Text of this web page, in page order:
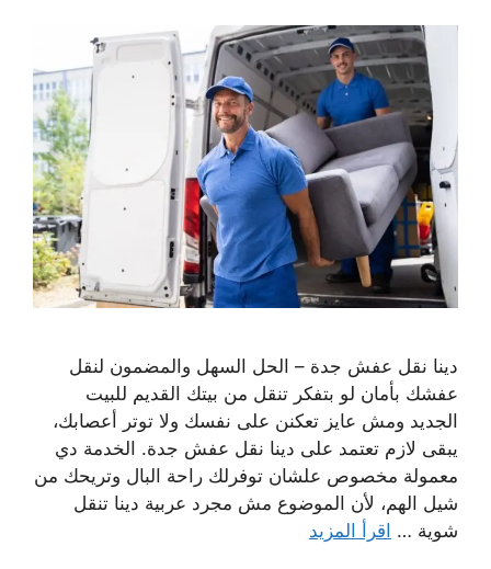
دينا نقل عفش جدة – الحل السهل والمضمون لنقل
عفشك بأمان لو بتفكر تنقل من بيتك القديم للبيت
الجديد ومش عايز تعكنن على نفسك ولا توتر أعصابك،
يبقى لازم تعتمد على دينا نقل عفش جدة. الخدمة دي
معمولة مخصوص علشان توفرلك راحة البال وتريحك من
شيل الهم، لأن الموضوع مش مجرد عربية دينا تنقل
شوية … اقرأ المزيد